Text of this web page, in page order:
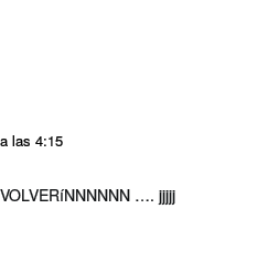
las 4:15
…. jjjjj